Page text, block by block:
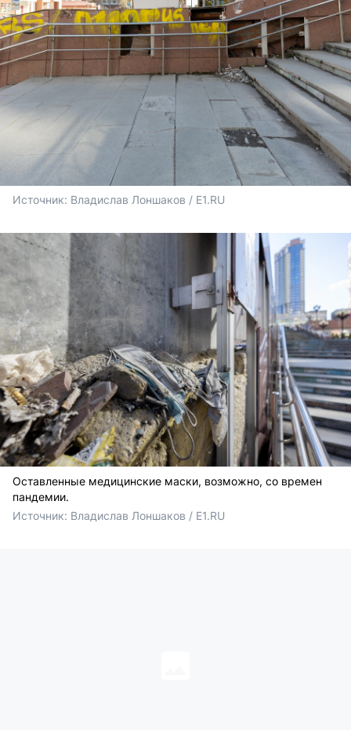
Источник: Владислав Лоншаков / E1.RU
Оставленные медицинские маски, возможно, со времен
пандемии.
Источник: Владислав Лоншаков / E1.RU